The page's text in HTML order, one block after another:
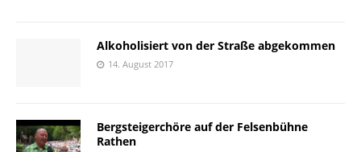
Alkoholisiert von der Straße abgekommen
14. August 2017
Bergsteigerchöre auf der Felsenbühne
Rathen